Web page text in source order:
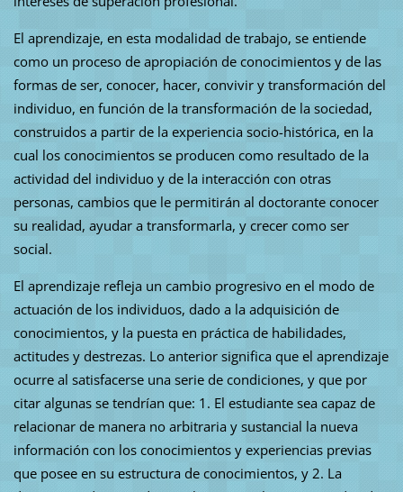
El aprendizaje, en esta modalidad de trabajo, se entiende
como un proceso de apropiación de conocimientos y de las
formas de ser, conocer, hacer, convivir y transformación del
individuo, en función de la transformación de la sociedad,
construidos a partir de la experiencia socio-histórica, en la
cual los conocimientos se producen como resultado de la
actividad del individuo y de la interacción con otras
personas, cambios que le permitirán al doctorante conocer
su realidad, ayudar a transformarla, y crecer como ser
social.
El aprendizaje refleja un cambio progresivo en el modo de
actuación de los individuos, dado a la adquisición de
conocimientos, y la puesta en práctica de habilidades,
actitudes y destrezas. Lo anterior significa que el aprendizaje
ocurre al satisfacerse una serie de condiciones, y que por
citar algunas se tendrían que: 1. El estudiante sea capaz de
relacionar de manera no arbitraria y sustancial la nueva
información con los conocimientos y experiencias previas
que posee en su estructura de conocimientos, y 2. La